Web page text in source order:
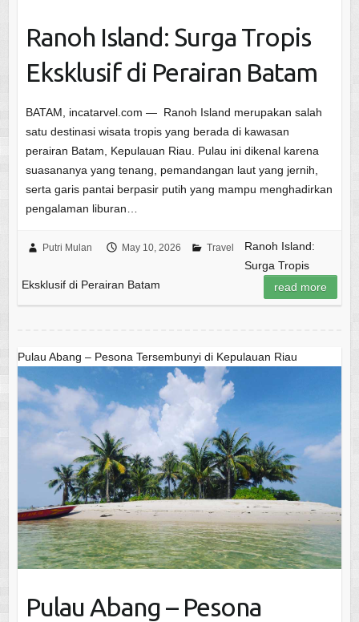
Ranoh Island: Surga Tropis
Eksklusif di Perairan Batam
BATAM, incatarvel.com — Ranoh Island merupakan salah
satu destinasi wisata tropis yang berada di kawasan
perairan Batam, Kepulauan Riau. Pulau ini dikenal karena
suasananya yang tenang, pemandangan laut yang jernih,
serta garis pantai berpasir putih yang mampu menghadirkan
pengalaman liburan…
Putri Mulan May 10, 2026 Travel
Ranoh Island:
Surga Tropis
Eksklusif di Perairan Batam
read more
Pulau Abang – Pesona Tersembunyi di Kepulauan Riau
Pulau Abang – Pesona